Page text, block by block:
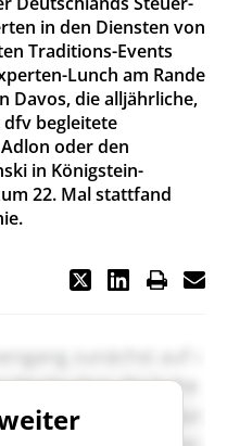
in den Diensten von
Traditions-Events
Lunch am Rande
Davos, die alljährliche,
begleitete
oder den
in Königstein-
22. Mal stattfand